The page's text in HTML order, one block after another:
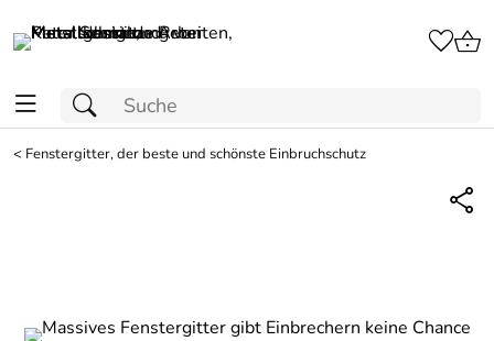
< Fenstergitter, der beste und schönste Einbruchschutz